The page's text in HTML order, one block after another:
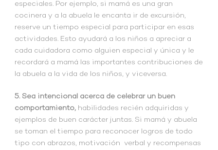
especiales. Por ejemplo, si mamá es una gran
cocinera y a la abuela le encanta ir de excursión,
reserve un tiempo especial para participar en esas
actividades. Esto ayudará a los niños a apreciar a
cada cuidadora como alguien especial y única y le
recordará a mamá las importantes contribuciones de
la abuela a la vida de los niños, y viceversa.
5. Sea intencional acerca de celebrar un buen
comportamiento, habilidades recién adquiridas y
ejemplos de buen carácter juntas. Si mamá y abuela
se toman el tiempo para reconocer logros de todo
tipo con abrazos, motivación verbal y recompensas